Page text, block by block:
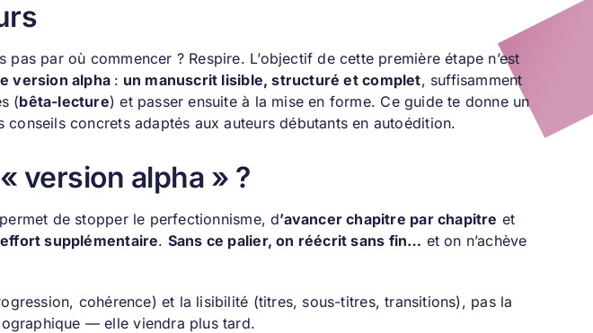
par où commencer ? Respire. L’objectif de cette première étape n’est
version alpha : un manuscrit lisible, structuré et complet, suffisamment
(bêta-lecture) et passer ensuite à la mise en forme. Ce guide te donne un
concrets adaptés aux auteurs débutants en autoédition.
version alpha » ?
de stopper le perfectionnisme, d’avancer chapitre par chapitre et
supplémentaire. Sans ce palier, on réécrit sans fin… et on n’achève
cohérence) et la lisibilité (titres, sous-titres, transitions), pas la
— elle viendra plus tard.